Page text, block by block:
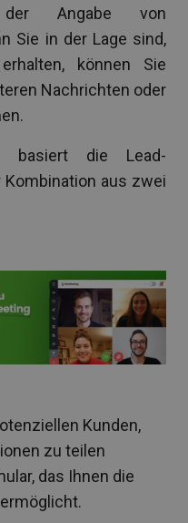
der Angabe von
Sie in der Lage sind,
können Sie
Nachrichten oder
basiert die Lead-
Kombination aus zwei
Kunden,
zu teilen
das Ihnen die